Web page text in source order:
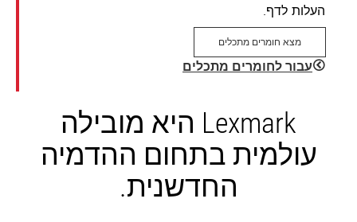
העלות לדף.
מצא חומרים מתכלים
עבור לחומרים מתכלים
Lexmark היא מובילה
עולמית בתחום ההדמיה
החדשנית.